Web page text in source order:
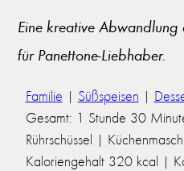
Eine kreative Abwandlung
für Panettone-Liebhaber.
Familie | Süßspeisen |
Gesamt: 1 Stunde 30
Rührschüssel |
Kaloriengehalt 320 kcal |